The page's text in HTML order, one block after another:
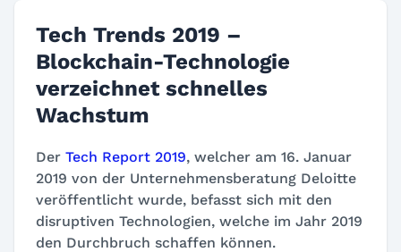
Tech Trends 2019 –
Blockchain-Technologie
verzeichnet schnelles
Wachstum
Der Tech Report 2019, welcher am 16. Januar
2019 von der Unternehmensberatung Deloitte
veröffentlicht wurde, befasst sich mit den
disruptiven Technologien, welche im Jahr 2019
den Durchbruch schaffen können.